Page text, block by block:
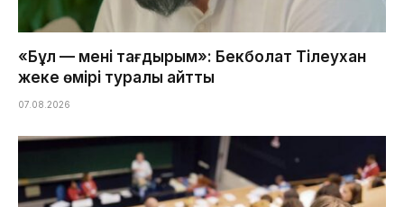
«Бұл — менің тағдырым»: Бекболат Тілеухан
жеке өмірі туралы айтты
07.08.2026